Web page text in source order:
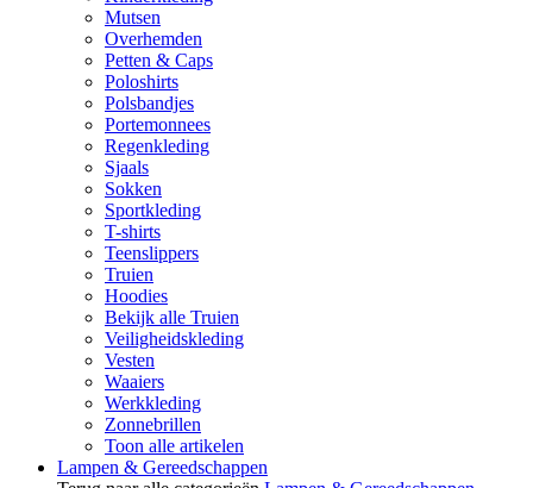
Mutsen
Overhemden
Petten & Caps
Poloshirts
Polsbandjes
Portemonnees
Regenkleding
Sjaals
Sokken
Sportkleding
T-shirts
Teenslippers
Truien
Hoodies
Bekijk alle Truien
Veiligheidskleding
Vesten
Waaiers
Werkkleding
Zonnebrillen
Toon alle artikelen
Lampen & Gereedschappen